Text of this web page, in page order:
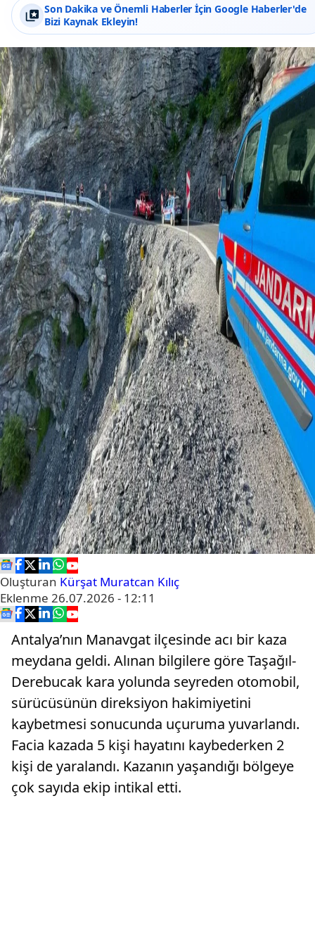
Son Dakika ve Önemli Haberler İçin Google Haberler'de
Bizi Kaynak Ekleyin!
Oluşturan Kürşat Muratcan Kılıç
Eklenme 26.07.2026 - 12:11
Antalya’nın Manavgat ilçesinde acı bir kaza
meydana geldi. Alınan bilgilere göre Taşağıl-
Derebucak kara yolunda seyreden otomobil,
sürücüsünün direksiyon hakimiyetini
kaybetmesi sonucunda uçuruma yuvarlandı.
Facia kazada 5 kişi hayatını kaybederken 2
kişi de yaralandı. Kazanın yaşandığı bölgeye
çok sayıda ekip intikal etti.